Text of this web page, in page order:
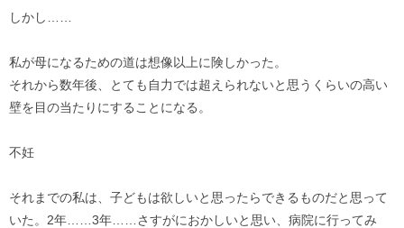
しかし……
私が母になるための道は想像以上に険しかった。
それから数年後、とても自力では超えられないと思うくらいの高い
壁を目の当たりにすることになる。
不妊
それまでの私は、子どもは欲しいと思ったらできるものだと思って
いた。2年……3年……さすがにおかしいと思い、病院に行ってみ